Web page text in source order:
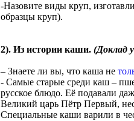
-Назовите виды круп,
образцы круп).
2). Из истории каши. (Доклад
– Знаете ли вы, что каша не
- Самые старые среди каш –
русское блюдо. Её подавали
Великий царь Пётр Первый,
Специальные каши варили в